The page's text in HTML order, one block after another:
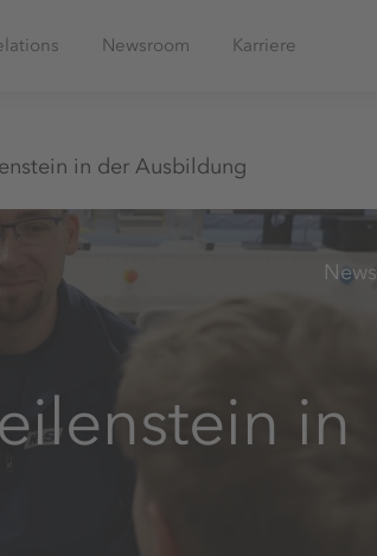
Newsroom Karriere
in der Ausbildung
News
in